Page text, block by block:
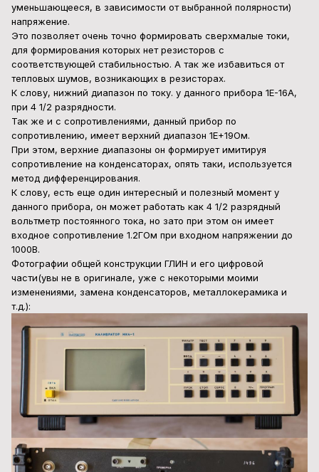
уменьшающееся, в зависимости от выбранной полярности)
напряжение.
Это позволяет очень точно формировать сверхмалые токи,
для формирования которых нет резисторов с
соответствующей стабильностью. А так же избавиться от
тепловых шумов, возникающих в резисторах.
К слову, нижний диапазон по току. у данного прибора 1Е-16А,
при 4 1/2 разрядности.
Так же и с сопротивлениями, данный прибор по
сопротивлению, имеет верхний диапазон 1Е+19Ом.
При этом, верхние диапазоны он формирует имитируя
сопротивление на конденсаторах, опять таки, используется
метод дифференцирования.
К слову, есть еще один интересный и полезный момент у
данного прибора, он может работать как 4 1/2 разрядный
вольтметр постоянного тока, но зато при этом он имеет
входное сопротивление 1.2ГОм при входном напряжении до
1000В.
Фотографии общей конструкции ГЛИН и его цифровой
части(увы не в оригинале, уже с некоторыми моими
изменениями, замена конденсаторов, металлокерамика и
т.д.):